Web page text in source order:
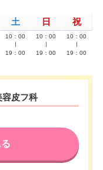
土 日 祝
10：00
19：00
10：00
19：00
10：00
19：00
皮フ科